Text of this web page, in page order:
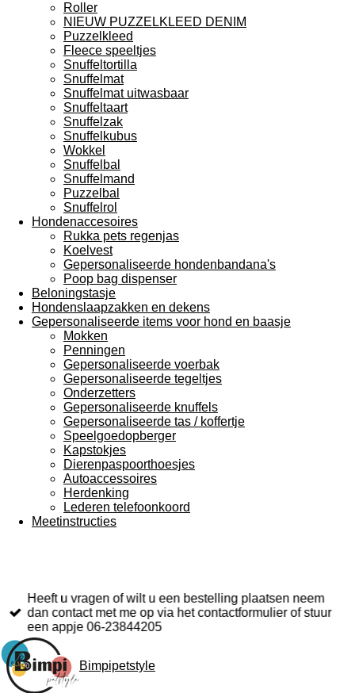
Roller
NIEUW PUZZELKLEED DENIM
Puzzelkleed
Fleece speeltjes
Snuffeltortilla
Snuffelmat
Snuffelmat uitwasbaar
Snuffeltaart
Snuffelzak
Snuffelkubus
Wokkel
Snuffelbal
Snuffelmand
Puzzelbal
Snuffelrol
Hondenaccesoires
Rukka pets regenjas
Koelvest
Gepersonaliseerde hondenbandana's
Poop bag dispenser
Beloningstasje
Hondenslaapzakken en dekens
Gepersonaliseerde items voor hond en baasje
Mokken
Penningen
Gepersonaliseerde voerbak
Gepersonaliseerde tegeltjes
Onderzetters
Gepersonaliseerde knuffels
Gepersonaliseerde tas / koffertje
Speelgoedopberger
Kapstokjes
Dierenpaspoorthoesjes
Autoaccessoires
Herdenking
Lederen telefoonkoord
Meetinstructies
Heeft u vragen of wilt u een bestelling plaatsen neem
dan contact met me op via het contactformulier of stuur
een appje 06-23844205
Bimpipetstyle